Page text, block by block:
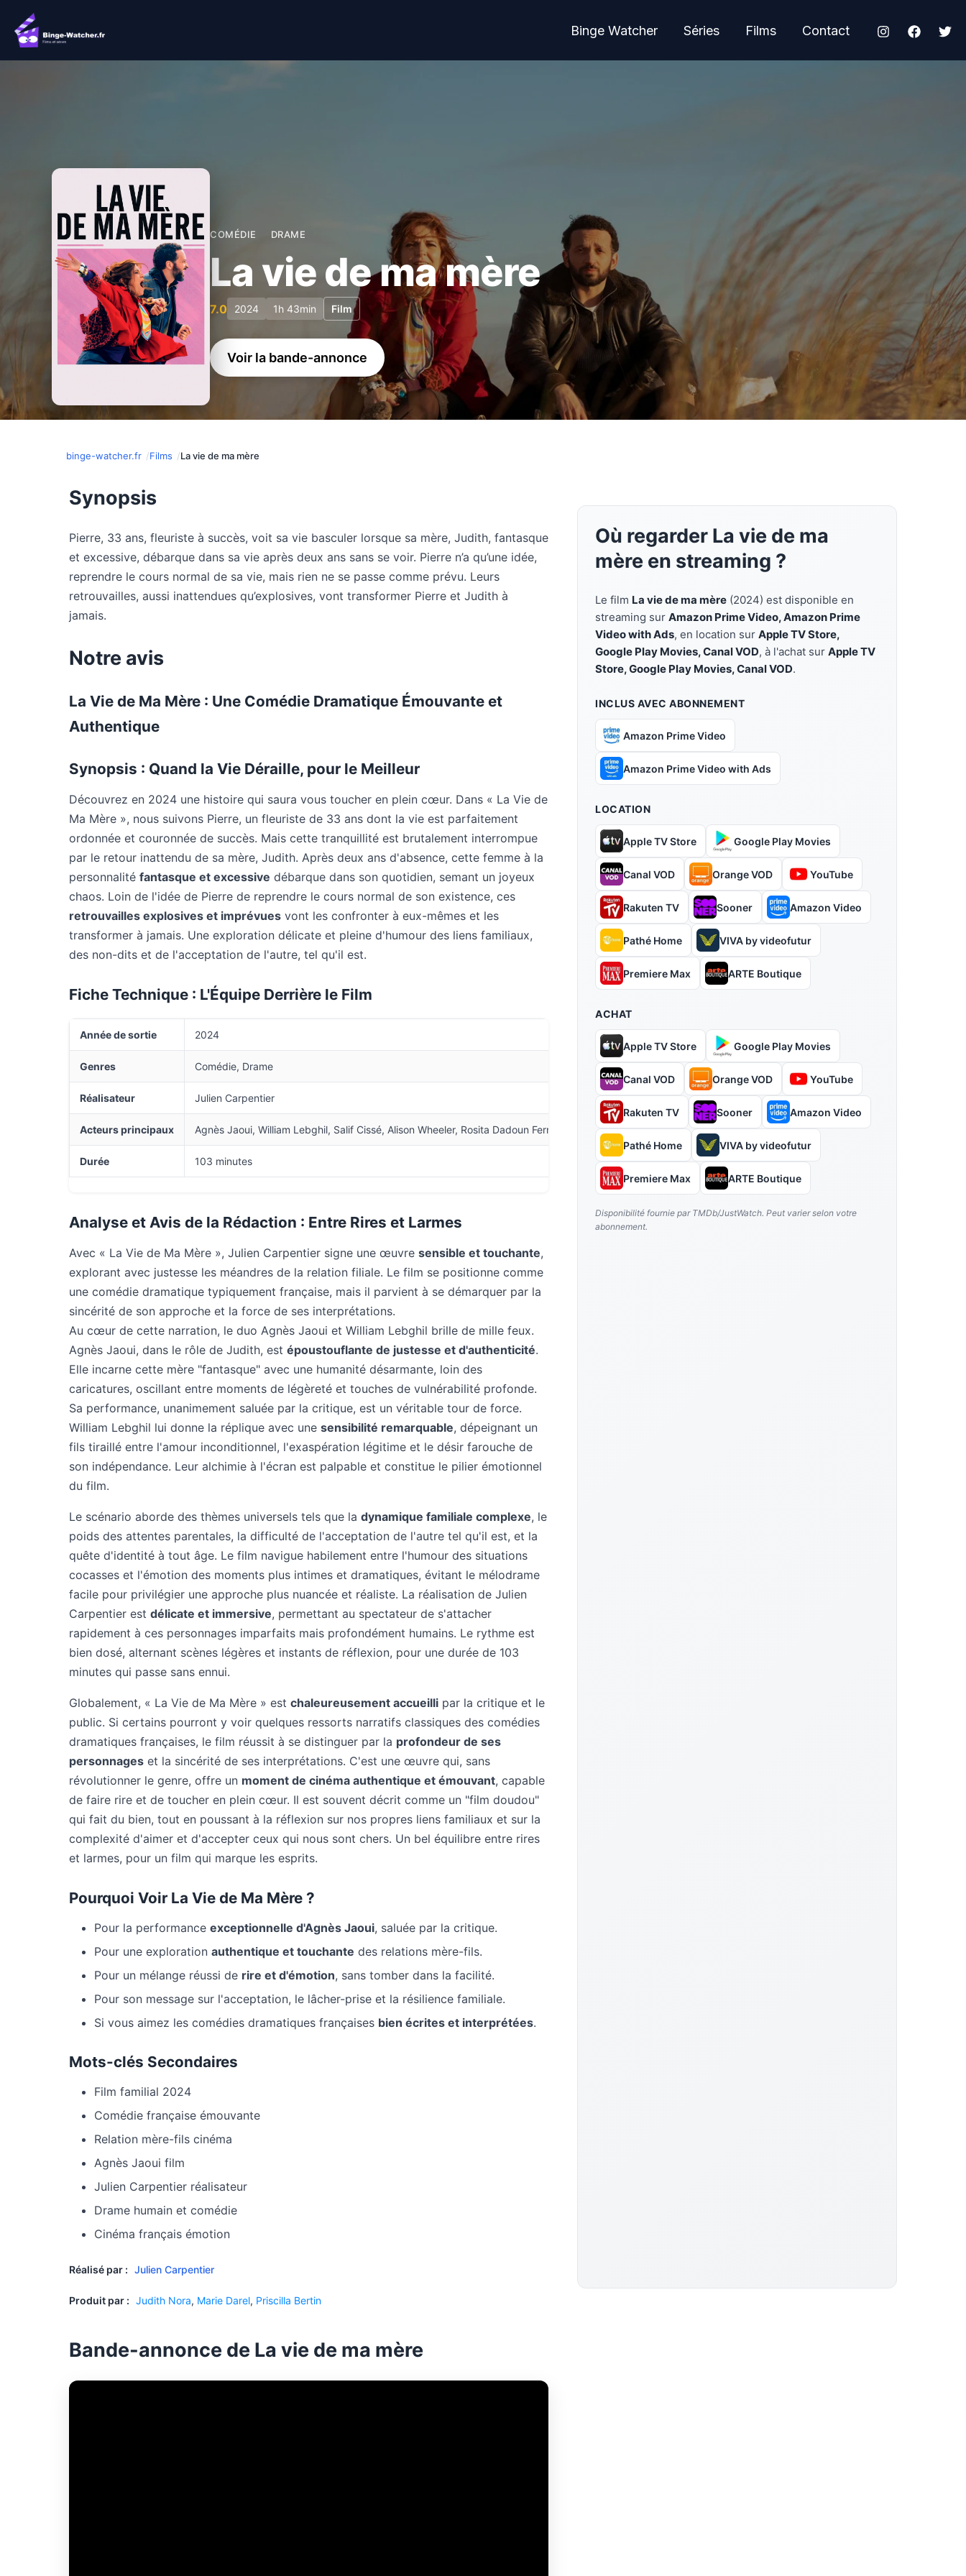
contenu
Binge Watcher Séries Films Contact
COMÉDIE DRAME
La vie de ma mère
7.0 2024 1h 43min Film
Voir la bande-annonce
binge-watcher.fr Films La vie de ma mère
Synopsis
Pierre, 33 ans, fleuriste à succès, voit sa vie basculer lorsque sa mère, Judith, fantasque
et excessive, débarque dans sa vie après deux ans sans se voir. Pierre n’a qu’une idée,
reprendre le cours normal de sa vie, mais rien ne se passe comme prévu. Leurs
retrouvailles, aussi inattendues qu’explosives, vont transformer Pierre et Judith à
jamais.
Notre avis
La Vie de Ma Mère : Une Comédie Dramatique Émouvante et
Authentique
Synopsis : Quand la Vie Déraille, pour le Meilleur
Découvrez en 2024 une histoire qui saura vous toucher en plein cœur. Dans « La Vie de
Ma Mère », nous suivons Pierre, un fleuriste de 33 ans dont la vie est parfaitement
ordonnée et couronnée de succès. Mais cette tranquillité est brutalement interrompue
par le retour inattendu de sa mère, Judith. Après deux ans d'absence, cette femme à la
personnalité fantasque et excessive débarque dans son quotidien, semant un joyeux
chaos. Loin de l'idée de Pierre de reprendre le cours normal de son existence, ces
retrouvailles explosives et imprévues vont les confronter à eux-mêmes et les
transformer à jamais. Une exploration délicate et pleine d'humour des liens familiaux,
des non-dits et de l'acceptation de l'autre, tel qu'il est.
Fiche Technique : L'Équipe Derrière le Film
Année de sortie 2024
Genres Comédie, Drame
Réalisateur Julien Carpentier
Acteurs principaux Agnès Jaoui, William Lebghil, Salif Cissé, Alison Wheeler, Rosita Dadoun Fernandez, Maxence Tual, Patrick Robine, Hortense Gelinet, Mamadou Haïdara, Terrence
Durée 103 minutes
Analyse et Avis de la Rédaction : Entre Rires et Larmes
Avec « La Vie de Ma Mère », Julien Carpentier signe une œuvre sensible et touchante,
explorant avec justesse les méandres de la relation filiale. Le film se positionne comme
une comédie dramatique typiquement française, mais il parvient à se démarquer par la
sincérité de son approche et la force de ses interprétations.
Au cœur de cette narration, le duo Agnès Jaoui et William Lebghil brille de mille feux.
Agnès Jaoui, dans le rôle de Judith, est époustouflante de justesse et d'authenticité.
Elle incarne cette mère "fantasque" avec une humanité désarmante, loin des
caricatures, oscillant entre moments de légèreté et touches de vulnérabilité profonde.
Sa performance, unanimement saluée par la critique, est un véritable tour de force.
William Lebghil lui donne la réplique avec une sensibilité remarquable, dépeignant un
fils tiraillé entre l'amour inconditionnel, l'exaspération légitime et le désir farouche de
son indépendance. Leur alchimie à l'écran est palpable et constitue le pilier émotionnel
du film.
Le scénario aborde des thèmes universels tels que la dynamique familiale complexe, le
poids des attentes parentales, la difficulté de l'acceptation de l'autre tel qu'il est, et la
quête d'identité à tout âge. Le film navigue habilement entre l'humour des situations
cocasses et l'émotion des moments plus intimes et dramatiques, évitant le mélodrame
facile pour privilégier une approche plus nuancée et réaliste. La réalisation de Julien
Carpentier est délicate et immersive, permettant au spectateur de s'attacher
rapidement à ces personnages imparfaits mais profondément humains. Le rythme est
bien dosé, alternant scènes légères et instants de réflexion, pour une durée de 103
minutes qui passe sans ennui.
Globalement, « La Vie de Ma Mère » est chaleureusement accueilli par la critique et le
public. Si certains pourront y voir quelques ressorts narratifs classiques des comédies
dramatiques françaises, le film réussit à se distinguer par la profondeur de ses
personnages et la sincérité de ses interprétations. C'est une œuvre qui, sans
révolutionner le genre, offre un moment de cinéma authentique et émouvant, capable
de faire rire et de toucher en plein cœur. Il est souvent décrit comme un "film doudou"
qui fait du bien, tout en poussant à la réflexion sur nos propres liens familiaux et sur la
complexité d'aimer et d'accepter ceux qui nous sont chers. Un bel équilibre entre rires
et larmes, pour un film qui marque les esprits.
Pourquoi Voir La Vie de Ma Mère ?
Pour la performance exceptionnelle d'Agnès Jaoui, saluée par la critique.
Pour une exploration authentique et touchante des relations mère-fils.
Pour un mélange réussi de rire et d'émotion, sans tomber dans la facilité.
Pour son message sur l'acceptation, le lâcher-prise et la résilience familiale.
Si vous aimez les comédies dramatiques françaises bien écrites et interprétées.
Mots-clés Secondaires
Film familial 2024
Comédie française émouvante
Relation mère-fils cinéma
Agnès Jaoui film
Julien Carpentier réalisateur
Drame humain et comédie
Cinéma français émotion
Réalisé par : Julien Carpentier
Produit par : Judith Nora, Marie Darel, Priscilla Bertin
Où regarder La vie de ma
mère en streaming ?
Le film La vie de ma mère (2024) est disponible en
streaming surAmazon Prime Video, Amazon Prime
Video with Ads, en location surApple TV Store,
Google Play Movies, Canal VOD, à l'achat surApple TV
Store, Google Play Movies, Canal VOD.
INCLUS AVEC ABONNEMENT
Amazon Prime Video
Amazon Prime Video with Ads
LOCATION
Apple TV Store Google Play Movies
Canal VOD Orange VOD YouTube
Rakuten TV Sooner Amazon Video
Pathé Home VIVA by videofutur
Premiere Max ARTE Boutique
ACHAT
Apple TV Store Google Play Movies
Canal VOD Orange VOD YouTube
Rakuten TV Sooner Amazon Video
Pathé Home VIVA by videofutur
Premiere Max ARTE Boutique
Disponibilité fournie par TMDb/JustWatch. Peut varier selon votre
abonnement.
Bande-annonce de La vie de ma mère